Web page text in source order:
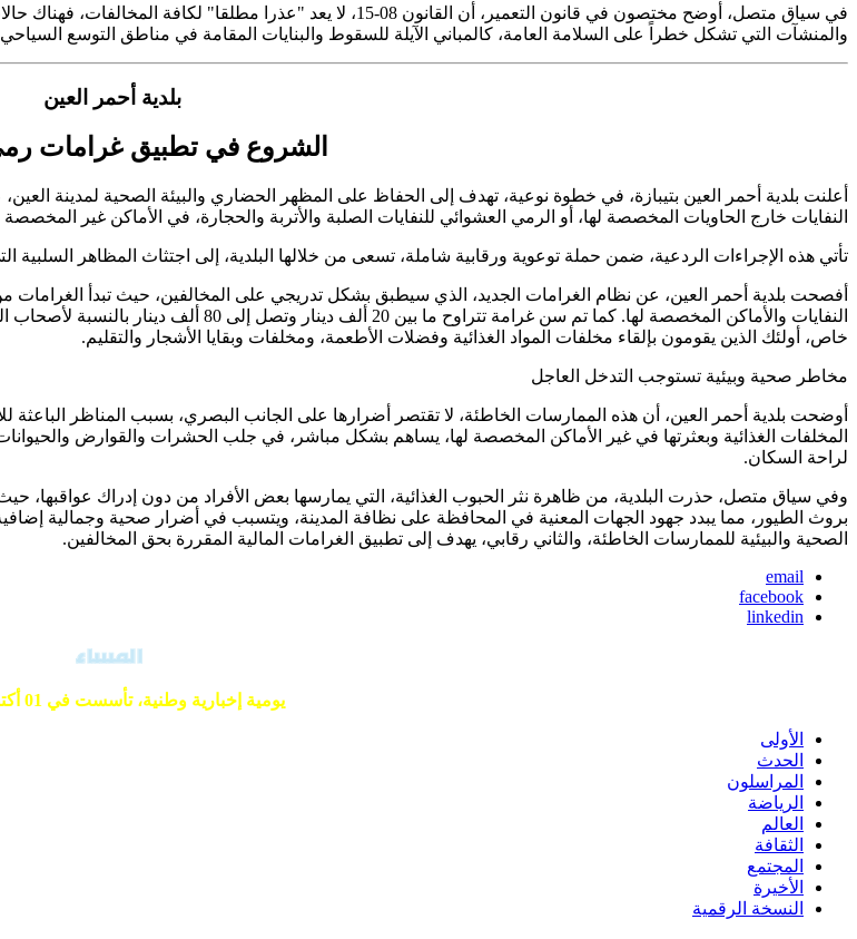
في سياق متصل، أوضح مختصون في قانون التعمير، أن القانون 08-15، لا يعد
والمنشآت التي تشكل خطراً على السلامة العامة، كالمباني الآيلة للسقوط والبنايات المقامة في مناطق التوسع السياحي،
بلدية أحمر العين
الشروع في تطبيق غرامات
أعلنت بلدية أحمر العين بتيبازة، في خطوة نوعية، تهدف إلى الحفاظ على المظهر الحضاري والبيئة الصحية لمدينة
النفايات خارج الحاويات المخصصة لها، أو الرمي العشوائي للنفايات الصلبة والأتربة والحجارة، في الأماكن غير
تأتي هذه الإجراءات الردعية، ضمن حملة توعوية ورقابية شاملة، تسعى من خلالها البلدية، إلى اجتثاث المظاهر السلبية
النفايات والأماكن المخصصة لها. كما تم سن
خاص، أولئك الذين يقومون بإلقاء مخلفات المواد الغذائية وفضلات الأطعمة، ومخلفات وبقايا الأشجار والتقليم.
مخاطر صحية وبيئية تستوجب التدخل العاجل
أوضحت بلدية أحمر العين، أن هذه الممارسات الخاطئة، لا تقتصر أضرارها على الجانب البصري، بسبب المناظر الباعثة
المخلفات الغذائية وبعثرتها في غير الأماكن المخصصة لها، يساهم بشكل مباشر، في جلب الحشرات والقوارض
لراحة السكان.
وفي سياق متصل، حذرت البلدية، من ظاهرة نثر الحبوب الغذائية، التي يمارسها بعض الأفراد من دون إدراك عواقبها،
بروث الطيور، مما يبدد جهود الجهات المعنية في المحافظة على نظافة المدينة، ويتسبب في أضرار صحية وجمالية
الصحية والبيئية للممارسات الخاطئة، والثاني رقابي، يهدف إلى تطبيق الغرامات المالية المقررة بحق المخالفين.
email
facebook
linkedin
يومية إخبارية وطنية،تأسست في 01 أكتوبر 1985
الأولى
الحدث
المراسلون
الرياضة
العالم
الثقافة
المجتمع
الأخيرة
النسخة الرقمية